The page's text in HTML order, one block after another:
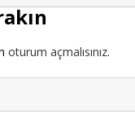
oturum açmalısınız.